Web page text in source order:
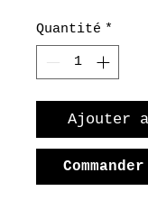
Quantité *
Ajouter